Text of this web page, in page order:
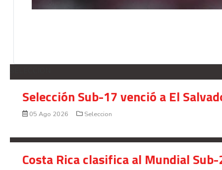
Selección Sub-17 venció a El
05 Ago 2026 Seleccion
Costa Rica clasifica al Mundial